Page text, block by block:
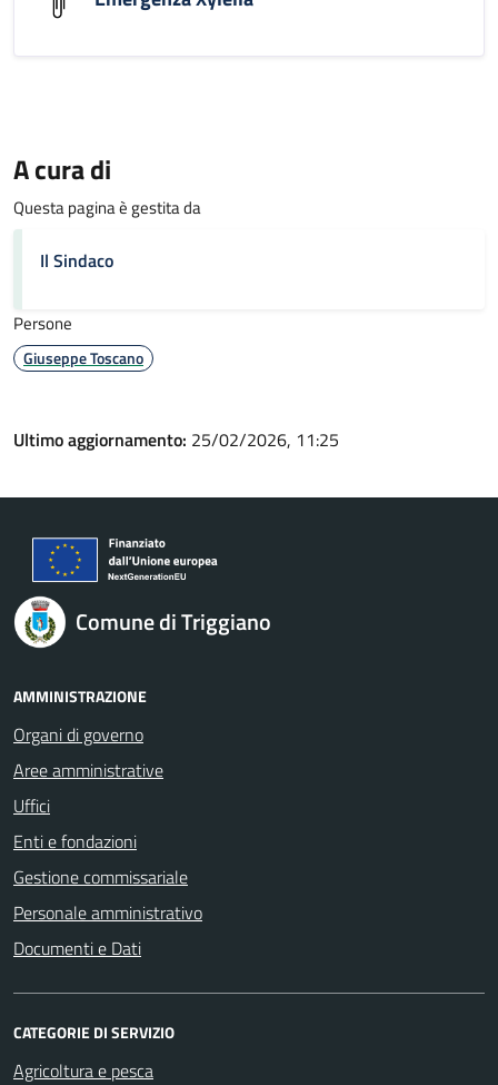
A cura di
Questa pagina è gestita da
Il Sindaco
Persone
Giuseppe Toscano
Ultimo aggiornamento: 25/02/2026, 11:25
Comune di Triggiano
AMMINISTRAZIONE
Organi di governo
Aree amministrative
Uffici
Enti e fondazioni
Gestione commissariale
Personale amministrativo
Documenti e Dati
CATEGORIE DI SERVIZIO
Agricoltura e pesca